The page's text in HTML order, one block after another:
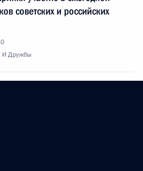
советских и российских
И Дружбы